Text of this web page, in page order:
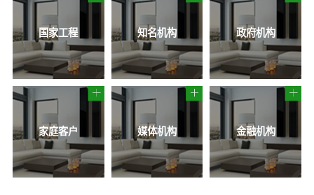
国家工程
家庭客户
知名机构
媒体机构
政府机构
金融机构